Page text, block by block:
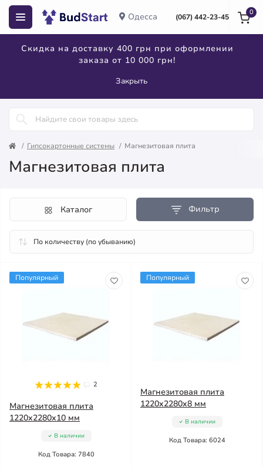
Одесса (067) 442-23-45
Скидка на доставку 400 грн при оформлении
заказа от 10 000 грн!
Закрыть
0
Гипсокартонные системы Магнезитовая плита
Магнезитовая плита
Фильтр
Каталог
Популярный
2
Магнезитовая плита
1220x2280x10 мм
В наличии
Код Товара: 7840
Популярный
Магнезитовая плита
1220x2280x8 мм
В наличии
Код Товара: 6024